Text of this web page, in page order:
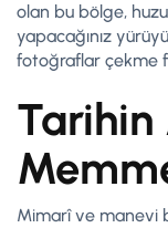
olan bu bölge,
yapacağınız
fotoğraflar çekme
Tarihin
Mimarî ve manevi